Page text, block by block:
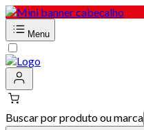
Menu
Buscar por produto ou marca